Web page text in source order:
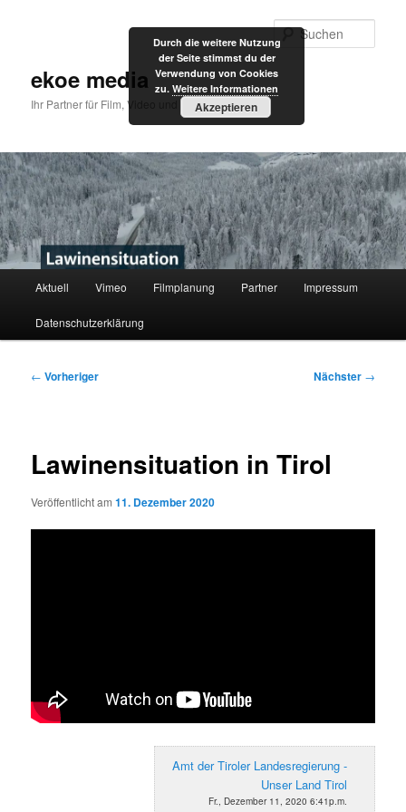
ekoe media
Ihr Partner für Film, Video und Internet
Aktuell Vimeo Filmplanung Partner Impressum
Datenschutzerklärung
Beitragsnavigation
← Vorheriger Nächster →
Lawinensituation in Tirol
Veröffentlicht am11. Dezember 2020
Amt der Tiroler Landesregierung -
Unser Land Tirol
Fr., Dezember 11, 2020 6:41p.m.
Durch die weitere Nutzung
der Seite stimmst du der
Verwendung von Cookies
zu. Weitere Informationen
Akzeptieren